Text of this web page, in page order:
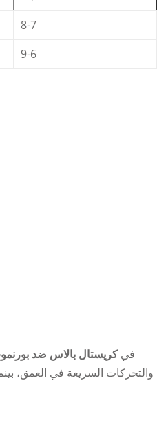
8-7
9-6
فيكريستال بالاس ضد
والتحركات السريعة في العمق،